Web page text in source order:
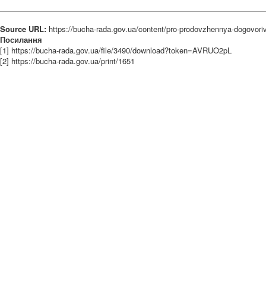
Source URL: https://bucha-rada.gov.ua/content/pro-prodovzhennya-
Посилання
[1] https://bucha-rada.gov.ua/file/3490/download?token=AVRUO2pL
[2] https://bucha-rada.gov.ua/print/1651